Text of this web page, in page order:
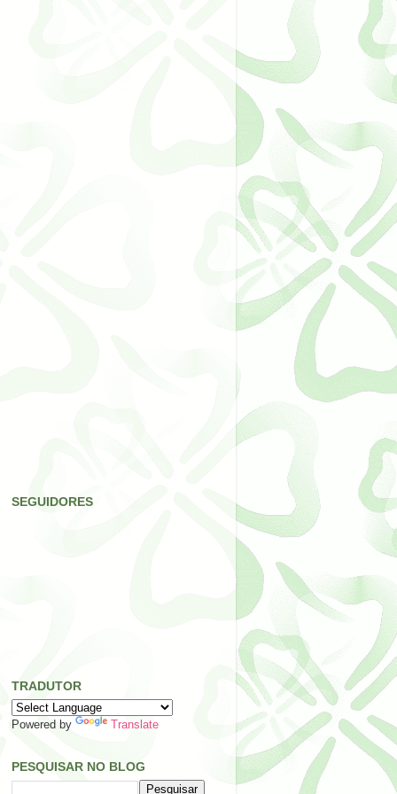
SEGUIDORES
TRADUTOR
Powered by Translate
PESQUISAR NO BLOG